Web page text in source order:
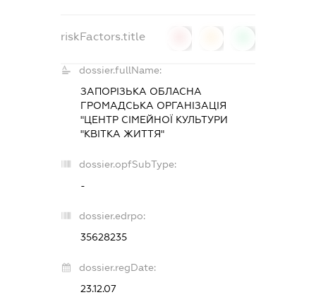
riskFactors.title
dossier.fullName:
ЗАПОРІЗЬКА ОБЛАСНА
ГРОМАДСЬКА ОРГАНІЗАЦІЯ
"ЦЕНТР СІМЕЙНОЇ КУЛЬТУРИ
"КВІТКА ЖИТТЯ"
dossier.opfSubType:
-
dossier.edrpo:
35628235
dossier.regDate:
23.12.07